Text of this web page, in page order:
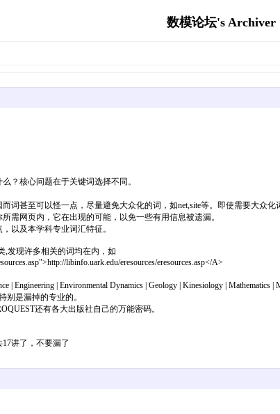
数模论坛's Archiver
？核心问题在于关键词选择不同。
甚至可以怪一点，尽量避免大众化的词，如net,site等。即使需要大众化
需网页内，它在出现的可能，以免一些有用信息被遗漏。
以及本学科专业词汇特征。
,发现许多相关的词均在内，如
libinfo.uark.edu/eresources/eresources.asp</A>
| Engineering | Environmental Dynamics | Geology | Kinesiology | Mathematics |
别是漏掉的专业的。
还有各大出版社自己的万能密码。
讲了，不要漏了